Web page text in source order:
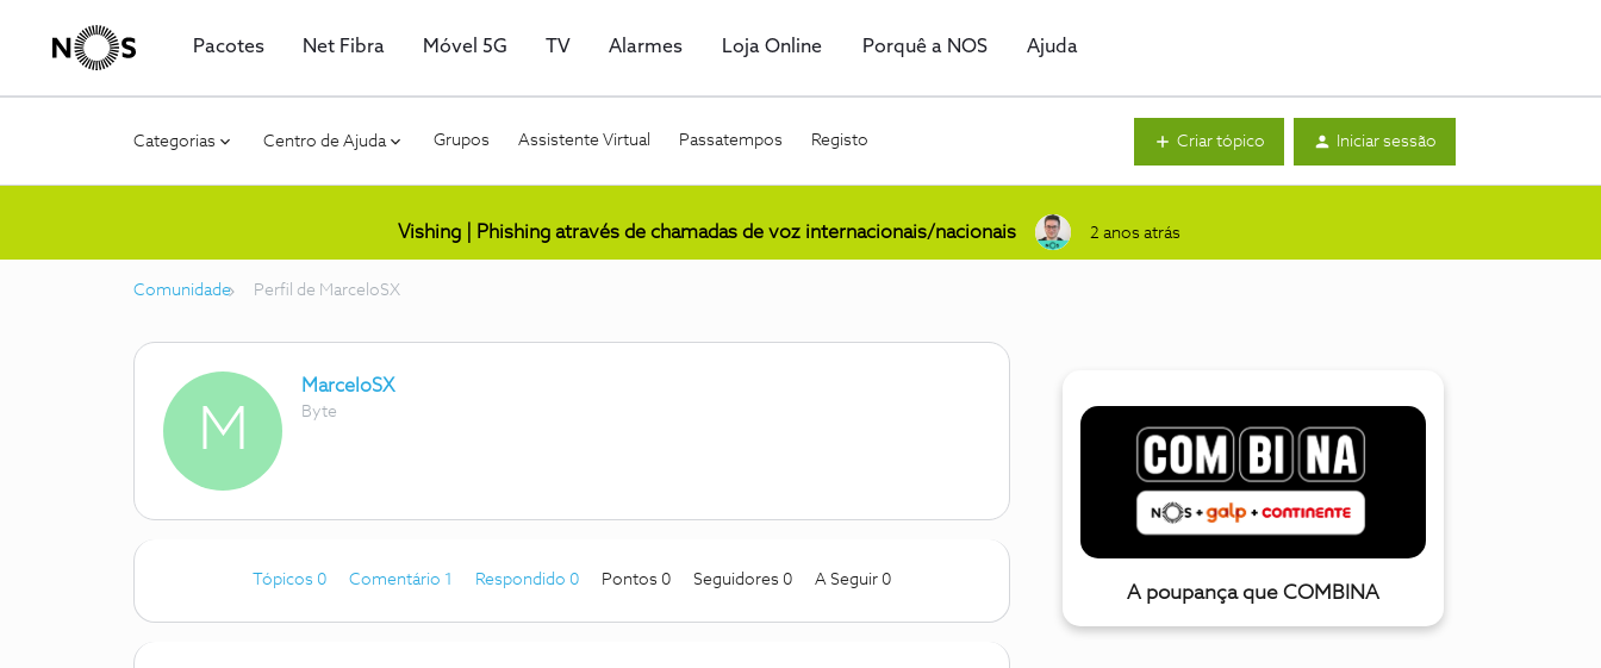
Pacotes Net Fibra Móvel 5G TV Alarmes Loja Online Porquê a NOS Ajuda
Categorias Centro de Ajuda Grupos Assistente Virtual Passatempos Registo Criar tópico Iniciar sessão
Vishing | Phishing através de chamadas de voz internacionais/nacionais 2 anos atrás
Comunidade Perfil de MarceloSX
M
MarceloSX
Byte
Tópicos 0 Comentário 1 Respondido 0 Pontos 0 Seguidores 0 A Seguir 0
A poupança que COMBINA